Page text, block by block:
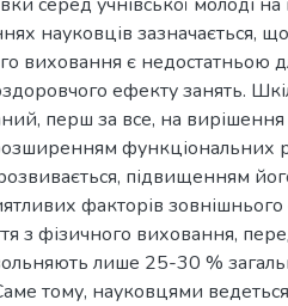
науковців зазначається,
виховання є недостатньою
ефекту занять.
перш за все, на
функціональних
підвищенням
факторів
з фізичного виховання,
лише 25-30 %
тому, науковцями